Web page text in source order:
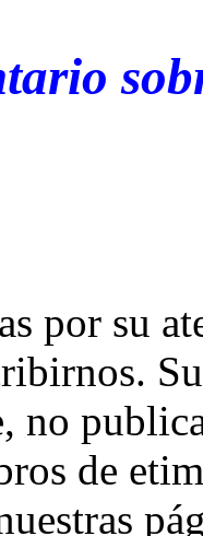
por su
no
de